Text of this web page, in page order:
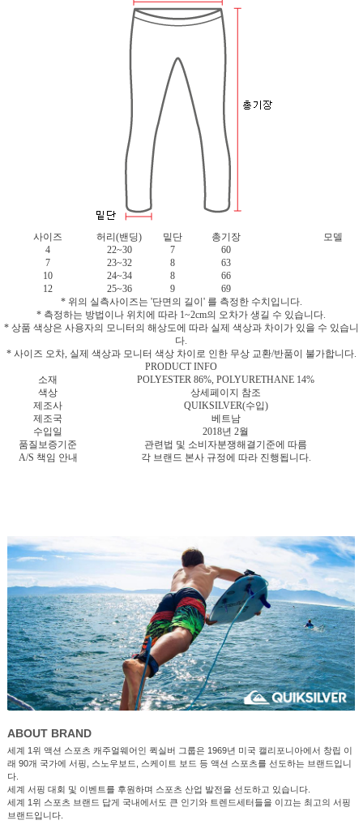
사이즈 허리(밴딩) 밑단 총기장
모델
4
22~30 7
60
7
23~32 8
63
10
24~34 8
66
12
25~36 9
69
* 위의 실측사이즈는 '단면의 길이' 를 측정한 수치입니다.
* 측정하는 방법이나 위치에 따라 1~2cm의 오차가 생길 수 있습니다.
* 상품 색상은 사용자의 모니터의 해상도에 따라 실제 색상과 차이가 있을 수 있습니
다.
* 사이즈 오차, 실제 색상과 모니터 색상 차이로 인한 무상 교환/반품이 불가합니다.
PRODUCT INFO
소재
POLYESTER 86%, POLYURETHANE 14%
색상
상세페이지 참조
제조사
QUIKSILVER(수입)
제조국
베트남
수입일
2018년 2월
품질보증기준
관련법 및 소비자분쟁해결기준에 따름
A/S 책임 안내
각 브랜드 본사 규정에 따라 진행됩니다.
ABOUT BRAND
세계 1위 액션 스포츠 캐주얼웨어인 퀵실버 그룹은 1969년 미국 캘리포니아에서 창립 이
래 90개 국가에 서핑, 스노우보드, 스케이트 보드 등 액션 스포츠를 선도하는 브랜드입니
다.
세계 서핑 대회 및 이벤트를 후원하며 스포츠 산업 발전을 선도하고 있습니다.
세계 1위 스포츠 브랜드 답게 국내에서도 큰 인기와 트렌드세터들을 이끄는 최고의 서핑
브랜드입니다.